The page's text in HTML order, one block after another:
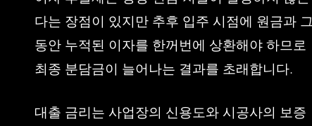
다는 장점이 있지만 추후 입주 시점에 원금과 그
동안 누적된 이자를 한꺼번에 상환해야 하므로
최종 분담금이 늘어나는 결과를 초래합니다.
대출 금리는 사업장의 신용도와 시공사의 보증